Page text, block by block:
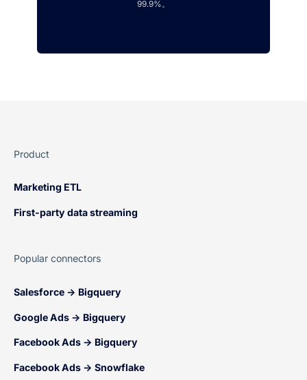
99.9%。
Product
Marketing ETL
First-party data streaming
Popular connectors
Salesforce → Bigquery
Google Ads → Bigquery
Facebook Ads → Bigquery
Facebook Ads → Snowflake